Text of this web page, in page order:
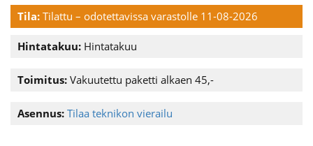
Tila: Tilattu – odotettavissa varastolle 11-08-2026
Hintatakuu: Hintatakuu
Toimitus: Vakuutettu paketti alkaen 45,-
Asennus: Tilaa teknikon vierailu